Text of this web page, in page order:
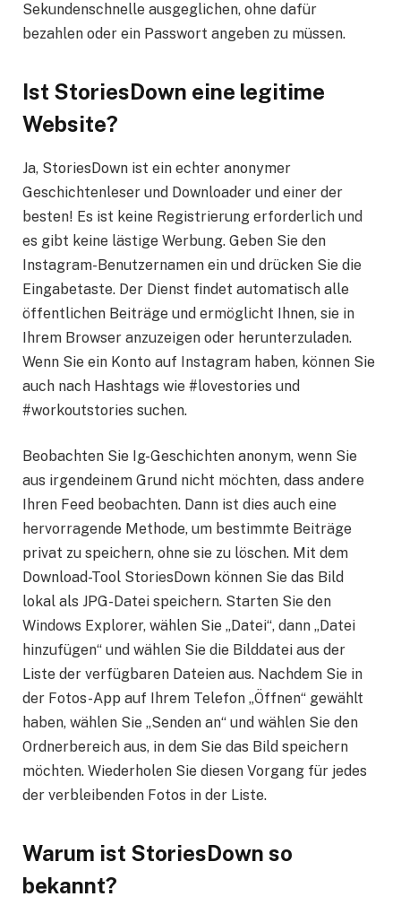
Sekundenschnelle ausgeglichen, ohne dafür
bezahlen oder ein Passwort angeben zu müssen.
Ist StoriesDown eine legitime
Website?
Ja, StoriesDown ist ein echter anonymer
Geschichtenleser und Downloader und einer der
besten! Es ist keine Registrierung erforderlich und
es gibt keine lästige Werbung. Geben Sie den
Instagram-Benutzernamen ein und drücken Sie die
Eingabetaste. Der Dienst findet automatisch alle
öffentlichen Beiträge und ermöglicht Ihnen, sie in
Ihrem Browser anzuzeigen oder herunterzuladen.
Wenn Sie ein Konto auf Instagram haben, können Sie
auch nach Hashtags wie #lovestories und
#workoutstories suchen.
Beobachten Sie Ig-Geschichten anonym, wenn Sie
aus irgendeinem Grund nicht möchten, dass andere
Ihren Feed beobachten. Dann ist dies auch eine
hervorragende Methode, um bestimmte Beiträge
privat zu speichern, ohne sie zu löschen. Mit dem
Download-Tool StoriesDown können Sie das Bild
lokal als JPG-Datei speichern. Starten Sie den
Windows Explorer, wählen Sie „Datei“, dann „Datei
hinzufügen“ und wählen Sie die Bilddatei aus der
Liste der verfügbaren Dateien aus. Nachdem Sie in
der Fotos-App auf Ihrem Telefon „Öffnen“ gewählt
haben, wählen Sie „Senden an“ und wählen Sie den
Ordnerbereich aus, in dem Sie das Bild speichern
möchten. Wiederholen Sie diesen Vorgang für jedes
der verbleibenden Fotos in der Liste.
Warum ist StoriesDown so
bekannt?